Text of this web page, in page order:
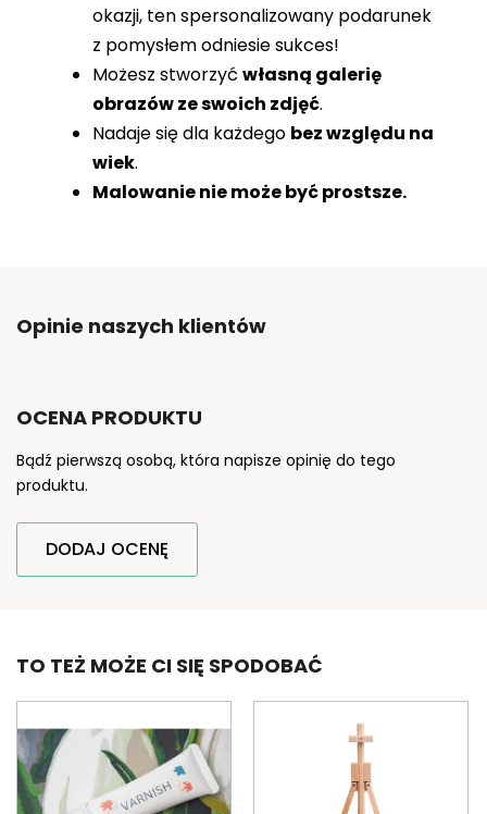
okazji, ten spersonalizowany podarunek
z pomysłem odniesie sukces!
Możesz stworzyć własną galerię
obrazów ze swoich zdjęć.
Nadaje się dla każdego bez względu na
wiek.
Malowanie nie może być prostsze.
Opinie naszych klientów
OCENA PRODUKTU
Bądź pierwszą osobą, która napisze opinię do tego
produktu.
DODAJ OCENĘ
TO TEŻ MOŻE CI SIĘ SPODOBAĆ